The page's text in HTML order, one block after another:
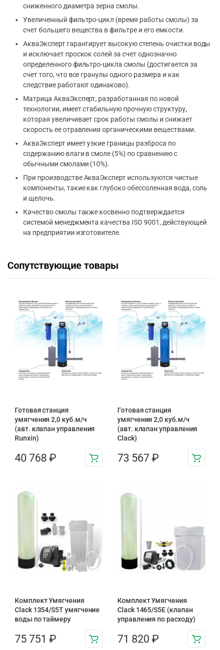
сниженного диаметра зерна смолы.
Увеличенный фильтро-цикл (время работы смолы) за
счет большего вещества в фильтре и его емкости.
АкваЭкспертгарантирует высокую степень очистки воды
и исключает проскок солей за счет однозначно
определенного фильтро-цикла смолы (достигается за
счет того, что все гранулы одного размера и как
следствие работают одинаково).
Матрица АкваЭксперт, разработанная по новой
технологии, имеет стабильную прочную структуру,
которая увеличивает срок работы смолы и снижает
скорость ее отравления органическими веществами.
АкваЭксперт имеет узкие границы разброса по
содержанию влаги в смоле (5%) по сравнению с
обычными смолами (10%).
При производствеАкваЭксперт используются чистые
компоненты, такие как глубоко обессоленная вода, соль
и щелочь.
Качество смолы также косвенно подтверждается
системой менеджмента качества ISO 9001, действующей
на предприятии изготовителе.
Сопутствующие товары
Готовая станция
умягчения 2,0 куб.м/ч
(авт. клапан управления
Runxin)
40 768 ₽
Готовая станция
умягчения 2,0 куб.м/ч
(авт. клапан управления
Clack)
73 567 ₽
Комплект Умягчения
Clack 1354/S5T умягчение
воды по таймеру
75 751 ₽
Комплект Умягчения
Clack 1465/S5E (клапан
управления по расходу)
71 820 ₽